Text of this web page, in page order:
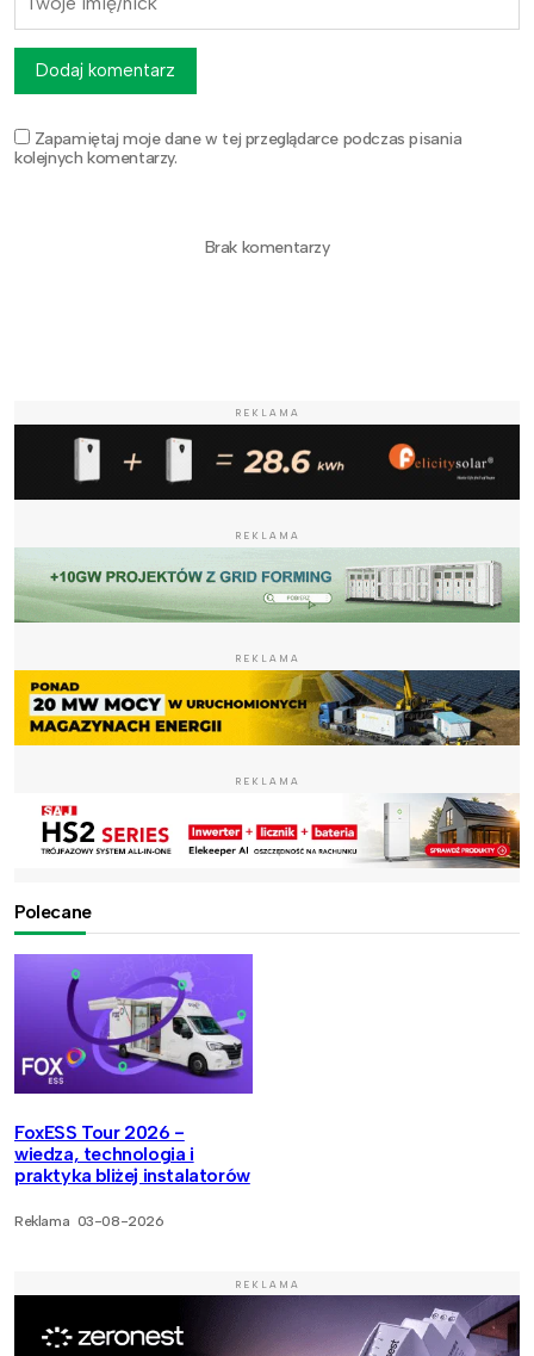
Zapamiętaj moje dane w tej przeglądarce podczas pisania
kolejnych komentarzy.
Dodaj komentarz
Brak komentarzy
REKLAMA
REKLAMA
REKLAMA
REKLAMA
Polecane
FoxESS Tour 2026 -
wiedza, technologia i
praktyka bliżej instalatorów
Reklama 03-08-2026
REKLAMA